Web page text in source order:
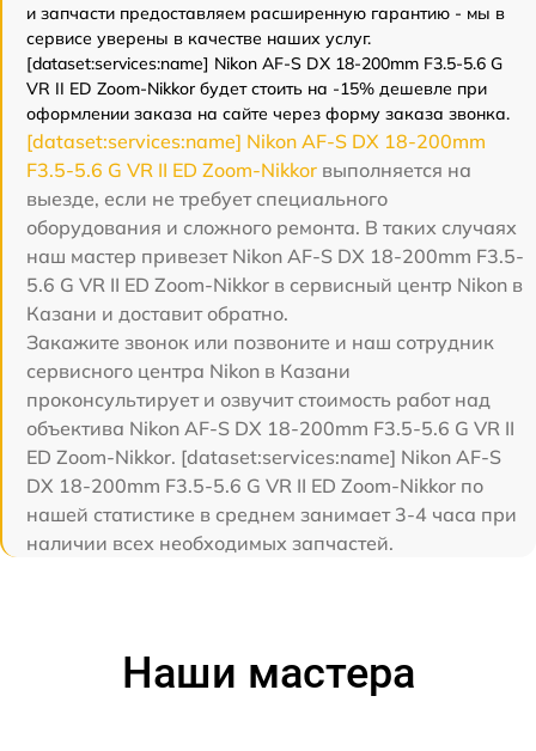
и запчасти предоставляем расширенную гарантию - мы в
сервисе уверены в качестве наших услуг.
[dataset:services:name] Nikon AF-S DX 18-200mm F3.5-5.6 G
VR II ED Zoom-Nikkor будет стоить на -15% дешевле при
оформлении заказа на сайте через форму заказа звонка.
[dataset:services:name] Nikon AF-S DX 18-200mm
F3.5-5.6 G VR II ED Zoom-Nikkor выполняется на
выезде, если не требует специального
оборудования и сложного ремонта. В таких случаях
наш мастер привезет Nikon AF-S DX 18-200mm F3.5-
5.6 G VR II ED Zoom-Nikkor в сервисный центр Nikon в
Казани и доставит обратно.
Закажите звонок или позвоните и наш сотрудник
сервисного центра Nikon в Казани
проконсультирует и озвучит стоимость работ над
объектива Nikon AF-S DX 18-200mm F3.5-5.6 G VR II
ED Zoom-Nikkor. [dataset:services:name] Nikon AF-S
DX 18-200mm F3.5-5.6 G VR II ED Zoom-Nikkor по
нашей статистике в среднем занимает 3-4 часа при
наличии всех необходимых запчастей.
Наши мастера